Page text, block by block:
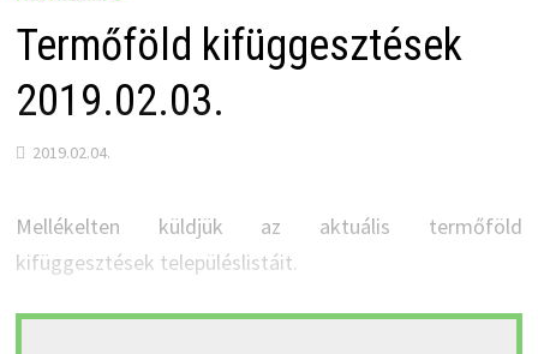
Termőföld kifüggesztések
2019.02.03.
2019.02.04.
Mellékelten küldjük az aktuális termőföld
kifüggesztések településlistáit.